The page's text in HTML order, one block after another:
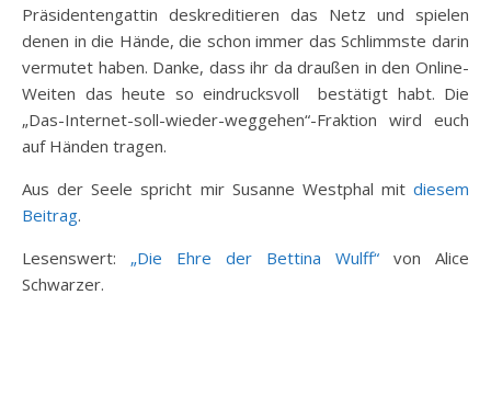
Präsidentengattin deskreditieren das Netz und spielen
denen in die Hände, die schon immer das Schlimmste darin
vermutet haben. Danke, dass ihr da draußen in den Online-
Weiten das heute so eindrucksvoll bestätigt habt. Die
„Das-Internet-soll-wieder-weggehen“-Fraktion wird euch
auf Händen tragen.
Aus der Seele spricht mir Susanne Westphal mit diesem
Beitrag.
Lesenswert: „Die Ehre der Bettina Wulff“ von Alice
Schwarzer.